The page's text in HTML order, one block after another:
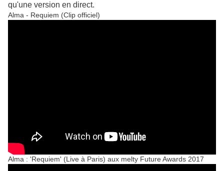
qu'une version en direct.
Alma - Requiem (Clip officiel)
Alma : 'Requiem' (Live à Paris) aux melty Future Awards 2017